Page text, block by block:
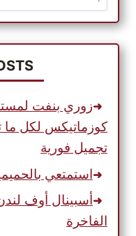
عن:
زوري بنفت
كوزماتيكس لكل
تجميل فورية
استمتعي
أسبينال أوف
الفاخرة